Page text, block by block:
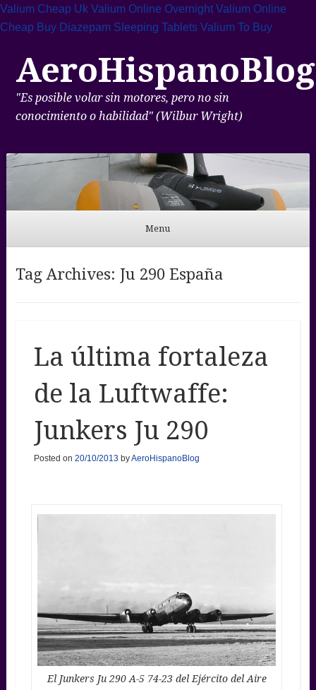
Valium Cheap Uk Valium Online Overnight Valium Online
Cheap Buy Diazepam Sleeping Tablets Valium To Buy
AeroHispanoBlog
"Es posible volar sin motores, pero no sin
conocimiento o habilidad" (Wilbur Wright)
Menu
Tag Archives: Ju 290 España
La última fortaleza
de la Luftwaffe:
Junkers Ju 290
Posted on 20/10/2013 byAeroHispanoBlog
El Junkers Ju 290 A-5 74-23 del Ejército del Aire